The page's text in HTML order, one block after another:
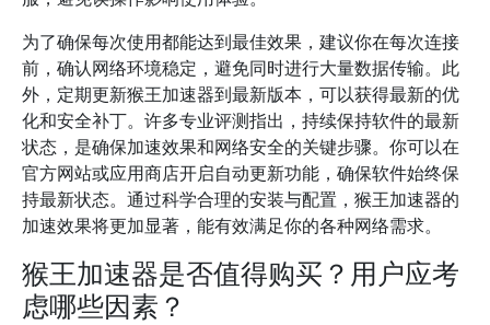
为了确保每次使用都能达到最佳效果，建议你在每次连接
前，确认网络环境稳定，避免同时进行大量数据传输。此
外，定期更新猴王加速器到最新版本，可以获得最新的优
化和安全补丁。许多专业评测指出，持续保持软件的最新
状态，是确保加速效果和网络安全的关键步骤。你可以在
官方网站或应用商店开启自动更新功能，确保软件始终保
持最新状态。通过科学合理的安装与配置，猴王加速器的
加速效果将更加显著，能有效满足你的各种网络需求。
猴王加速器是否值得购买？用户应考
虑哪些因素？